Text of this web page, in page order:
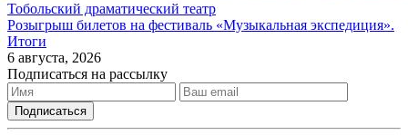
Тобольский драматический театр
Розыгрыш билетов на фестиваль «Музыкальная экспедиция».
Итоги
6 августа, 2026
Подписаться на рассылку